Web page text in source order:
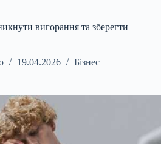
вигорання та зберегти
19.04.2026 Бізнес